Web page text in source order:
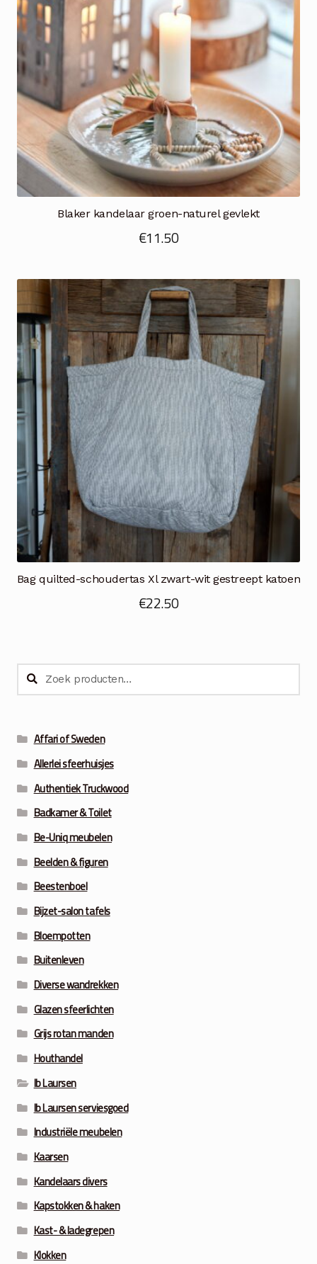
Blaker kandelaar groen-naturel gevlekt
€11.50
Bag quilted-schoudertas Xl zwart-wit gestreept katoen
€22.50
Zoeken
naar:
Zoeken
Affari of Sweden
Allerlei sfeerhuisjes
Authentiek Truckwood
Badkamer & Toilet
Be-Uniq meubelen
Beelden & figuren
Beestenboel
Bijzet-salon tafels
Bloempotten
Buitenleven
Diverse wandrekken
Glazen sfeerlichten
Grijs rotan manden
Houthandel
Ib Laursen
Ib Laursen serviesgoed
Industriële meubelen
Kaarsen
Kandelaars divers
Kapstokken & haken
Kast- & ladegrepen
Klokken